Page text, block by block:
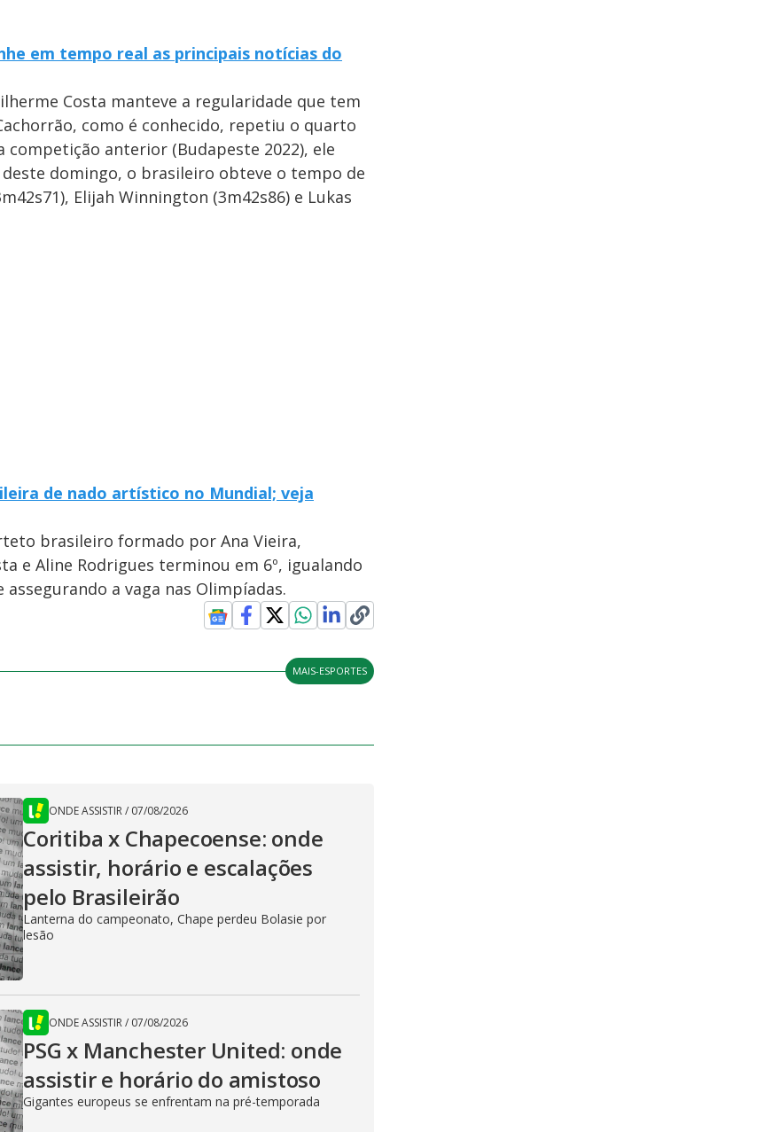
em tempo real as principais notícias do
Costa manteve a regularidade que tem
como é conhecido, repetiu o quarto
competição anterior (Budapeste 2022), ele
domingo, o brasileiro obteve o tempo de
Elijah Winnington (3m42s86) e Lukas
de nado artístico no Mundial; veja
brasileiro formado por Ana Vieira,
e Aline Rodrigues terminou em 6º, igualando
a vaga nas Olimpíadas.
MAIS-ESPORTES
ONDE ASSISTIR/ 07/08/2026
Coritiba x Chapecoense: onde
assistir, horário e escalações
pelo Brasileirão
Lanterna do campeonato, Chape perdeu Bolasie por
lesão
ONDE ASSISTIR/ 07/08/2026
PSG x Manchester United: onde
assistir e horário do amistoso
Gigantes europeus se enfrentam na pré-temporada